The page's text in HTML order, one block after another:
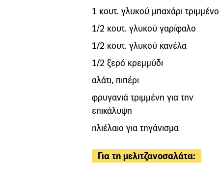
1 κουτ. γλυκού μπαχάρι τριμμένο
1/2 κουτ. γλυκού γαρίφαλο
1/2 κουτ. γλυκού κανέλα
1/2 ξερό κρεμμύδι
αλάτι, πιπέρι
φρυγανιά τριμμένη για την
επικάλυψη
ηλιέλαιο για τηγάνισμα
Για τη μελιτζανοσαλάτα: